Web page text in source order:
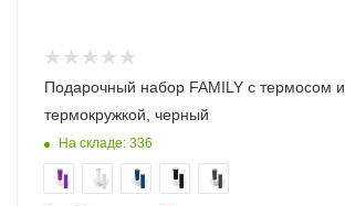
Подарочный набор FAMILY с термосом и
термокружкой, черный
На складе: 336